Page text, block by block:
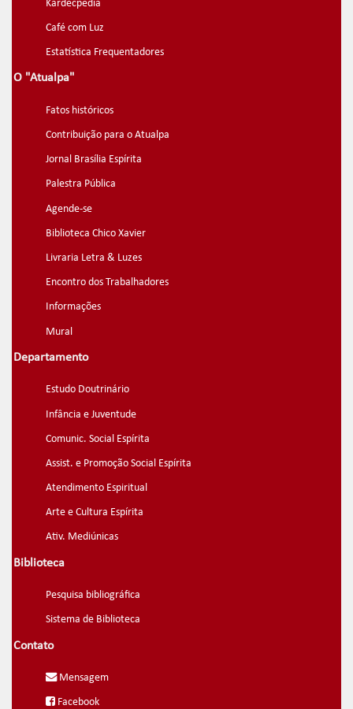
Kardecpedia
Café com Luz
Estatística Frequentadores
O "Atualpa"
Fatos históricos
Contribuição para o Atualpa
Jornal Brasília Espírita
Palestra Pública
Agende-se
Biblioteca Chico Xavier
Livraria Letra & Luzes
Encontro dos Trabalhadores
Informações
Mural
Departamento
Estudo Doutrinário
Infância e Juventude
Comunic. Social Espírita
Assist. e Promoção Social Espírita
Atendimento Espiritual
Arte e Cultura Espírita
Ativ. Mediúnicas
Biblioteca
Pesquisa bibliográfica
Sistema de Biblioteca
Contato
Mensagem
Facebook